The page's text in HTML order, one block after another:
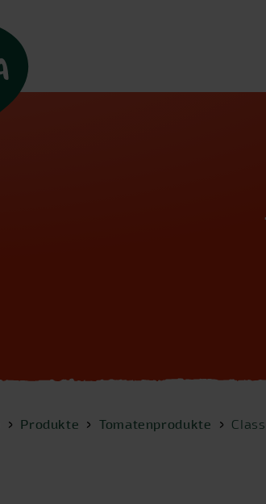
Produkte Tomatenprodukte